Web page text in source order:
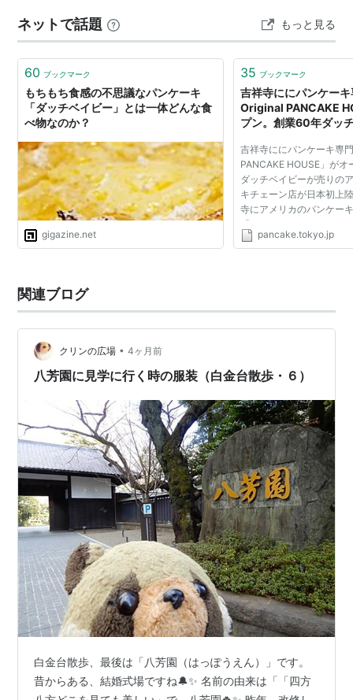
べたもの①：自家製ぷりん（500円） 今回食べたもの
②：バナナブリュレパフェ（830円…
ネットで話題 もっと見る
60 ブックマーク
もちもち食感の不思議なパンケーキ
「ダッチベイビー」とは一体どんな食
べ物なのか？
gigazine.net
35 ブックマーク
吉祥寺ににパンケー
Original PANCAKE
プン。創業60年ダッ
日本初上陸 - 東京パ
吉祥寺ににパンケーキ専
PANCAKE HOUSE」が
ダッチベイビーが売りの
キチェーン店が日本初上
寺にアメリカのパンケー
「THE Original
ジナル パンケーキハウス
pancake.tokyo.jp
関連ブログ
クリンの広場 • 4ヶ月前
八芳園に見学に行く時の服装（白金台散歩・６）
白金台散歩、最後は「八芳園（はっぽうえん）」です。
昔からある、結婚式場ですね🔔✨ 名前の由来は「「四方